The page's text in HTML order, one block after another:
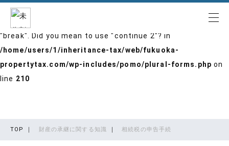
Warning
"break". Did you mean to use "continue 2"? in
/home/users/1/inheritance-tax/web/fukuoka-
propertytax.com/wp-includes/pomo/plural-forms.php on
line 210
TOP 財産の承継に関する知識 ｜相続税の申告手続